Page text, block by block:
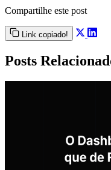
Compartilhe este post
Link copiado!
Posts